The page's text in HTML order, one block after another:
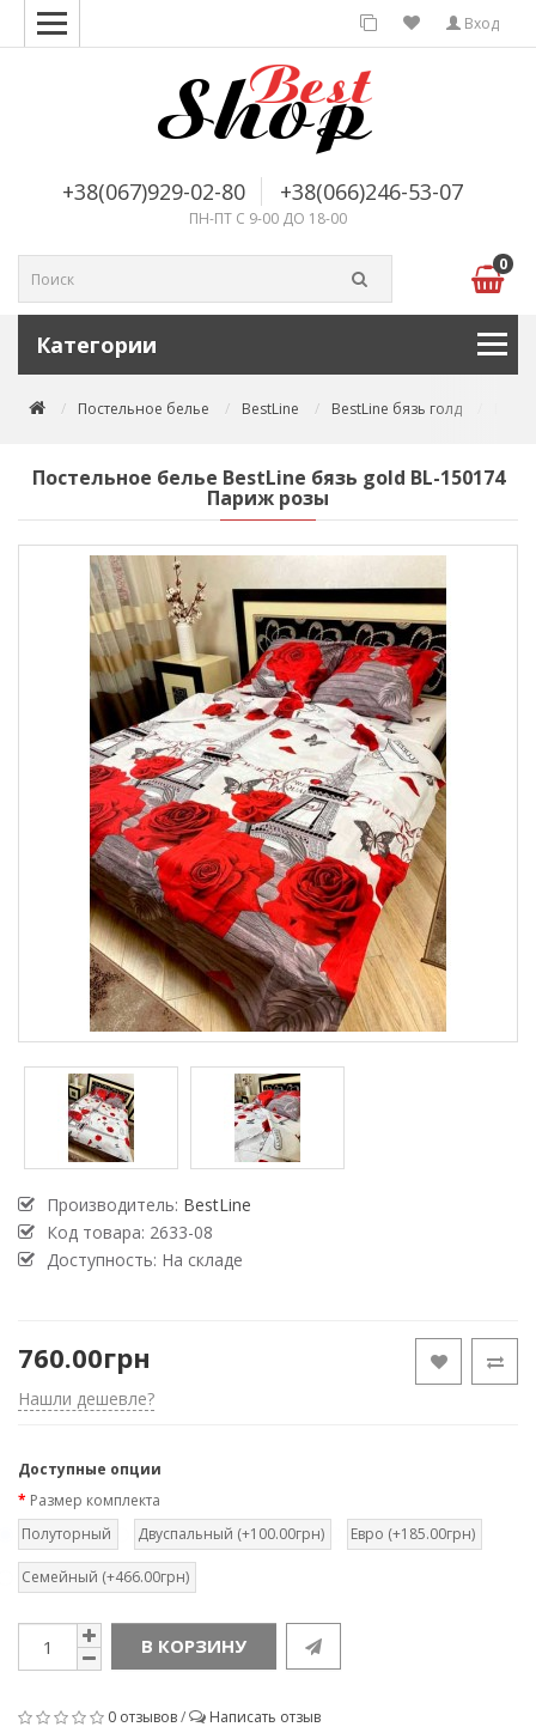
Вход
+38(067)929-02-80 +38(066)246-53-07
ПН-ПТ С 9-00 ДО 18-00
0
Категории
Постельное белье BestLine BestLine бязь голд
Постельное белье BestLine бязь gold BL-150174
Париж розы
Производитель: BestLine
Код товара: 2633-08
Доступность: На складе
760.00грн
Нашли дешевле?
Доступные опции
Размер комплекта
Полуторный
Двуспальный (+100.00грн) Евро (+185.00грн)
Семейный (+466.00грн)
В КОРЗИНУ
0 отзывов/ Написать отзыв